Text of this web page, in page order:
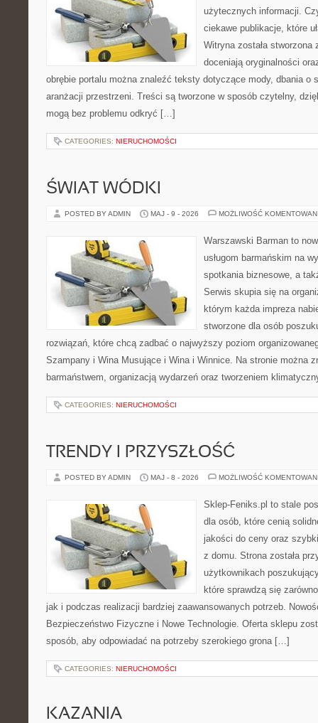
użytecznych informacji.
ciekawe publikacje, które
Witryna została
doceniają oryginalności
obrębie portalu można znaleźć teksty dotyczące mody, dbania o
aranżacji przestrzeni. Treści są tworzone w sposób czytelny,
mogą bez problemu odkryć […]
CATEGORIES: NIERUCHOMOŚCI
ŚWIAT WÓDKI
POSTED BY ADMIN MAJ - 9 - 2026 MOŻLIWOŚĆ
Warszawski Barman to
usługom barmańskim na
spotkania biznesowe, a
Serwis skupia się na
którym każda impreza
stworzone dla osób
rozwiązań, które chcą zadbać o najwyższy poziom
Szampany i Wina Musujące i Wina i Winnice. Na stronie można
barmaństwem, organizacją wydarzeń oraz tworzeniem
CATEGORIES: NIERUCHOMOŚCI
TRENDY I PRZYSZŁOŚĆ
POSTED BY ADMIN MAJ - 8 - 2026 MOŻLIWOŚĆ
Sklep-Feniks.pl to stale
dla osób, które cenią
jakości do ceny oraz
z domu. Strona została
użytkownikach
które sprawdzą się
jak i podczas realizacji bardziej zaawansowanych potrzeb.
Bezpieczeństwo Fizyczne i Nowe Technologie. Oferta sklepu
sposób, aby odpowiadać na potrzeby szerokiego grona […]
CATEGORIES: NIERUCHOMOŚCI
KAZANIA